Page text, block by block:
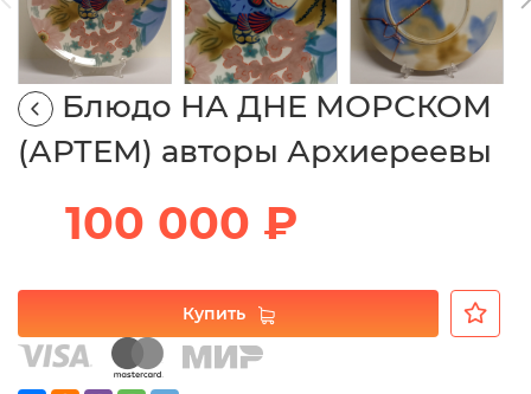
Блюдо НА ДНЕ МОРСКОМ
(АРТЕМ) авторы Архиереевы
100 000 ₽
Купить